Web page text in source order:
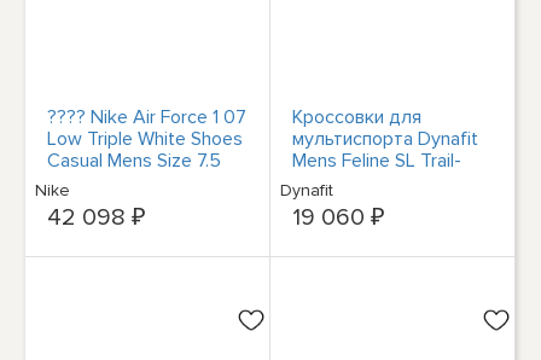
???? Nike Air Force 1 07
Low Triple White Shoes
Casual Mens Size 7.5
Womens 9
Nike
42 098 ₽
Кроссовки для
мультиспорта Dynafit
Mens Feline SL Trail-
Running 64053-5796
Dynafit
19 060 ₽